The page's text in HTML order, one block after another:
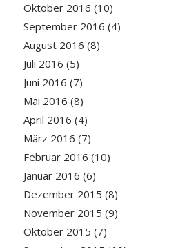
Oktober 2016 (10)
September 2016 (4)
August 2016 (8)
Juli 2016 (5)
Juni 2016 (7)
Mai 2016 (8)
April 2016 (4)
März 2016 (7)
Februar 2016 (10)
Januar 2016 (6)
Dezember 2015 (8)
November 2015 (9)
Oktober 2015 (7)